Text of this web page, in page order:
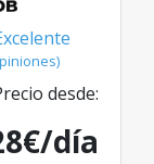
desde:
día